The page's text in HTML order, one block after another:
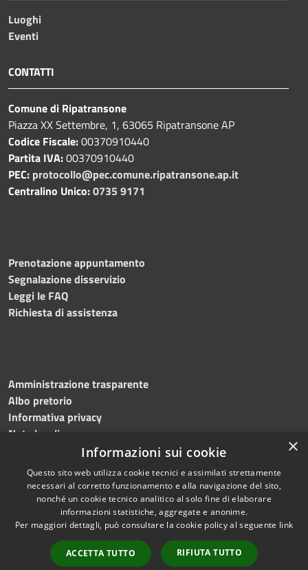
Luoghi
Eventi
CONTATTI
Comune di Ripatransone
Piazza XX Settembre, 1, 63065 Ripatransone AP
Codice Fiscale:00370910440
Partita IVA:00370910440
PEC: protocollo@pec.comune.ripatransone.ap.it
Centralino Unico:0735 9171
Prenotazione appuntamento
Segnalazione disservizio
Leggi le FAQ
Richiesta di assistenza
Amministrazione trasparente
Albo pretorio
Informativa privacy
Note legali
Dichiarazione di accessibilità
Accessibilità
Copyright © 2026 • Comune di
Ripatransone • Powered by
Municipium•
Accesso
redazione
×
Informazioni sui cookie
Questo sito web utilizza cookie tecnici e assimilati strettamente
necessari al corretto funzionamento e alla navigazione del sito,
nonché un cookie tecnico analitico al solo fine di elaborare
informazioni statistiche, aggregate e anonime.
Per maggiori dettagli, può consultare la cookie policy al seguente link
ACCETTA TUTTO RIFIUTA TUTTO